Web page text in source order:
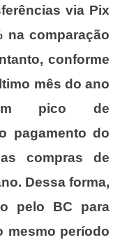
via Pix
na comparação
conforme
mês do ano
um pico de
pagamento do
compras de
Dessa forma,
pelo BC para
mesmo período